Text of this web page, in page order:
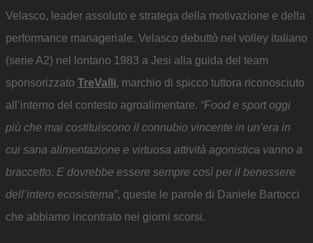
Velasco, leader assoluto e stratega della motivazione e della
performance manageriale. Velasco debuttò nel volley italiano
(serie A2) nel lontano 1983 a Jesi alla guida del team
sponsorizzato TreValli, marchio di spicco tuttora riconosciuto
all’interno del contesto agroalimentare. “Food e sport oggi
più che mai costituiscono il connubio vincente in un’era in
cui sana alimentazione e virtuosa attività agonistica vanno a
braccetto. E dovrebbe essere sempre così per il benessere
dell’intero ecosistema”, queste le parole di Daniele Bartocci
che abbiamo incontrato nei giorni scorsi.